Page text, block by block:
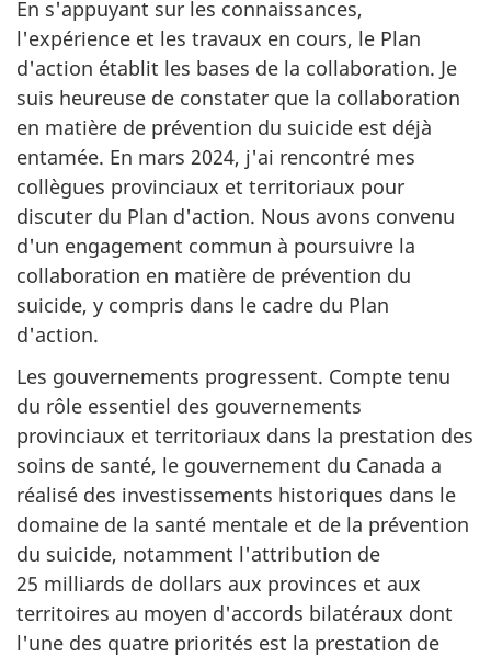
En s'appuyant sur les connaissances,
l'expérience et les travaux en cours, le Plan
d'action établit les bases de la collaboration. Je
suis heureuse de constater que la collaboration
en matière de prévention du suicide est déjà
entamée. En mars 2024, j'ai rencontré mes
collègues provinciaux et territoriaux pour
discuter du Plan d'action. Nous avons convenu
d'un engagement commun à poursuivre la
collaboration en matière de prévention du
suicide, y compris dans le cadre du Plan
d'action.
Les gouvernements progressent. Compte tenu
du rôle essentiel des gouvernements
provinciaux et territoriaux dans la prestation des
soins de santé, le gouvernement du Canada a
réalisé des investissements historiques dans le
domaine de la santé mentale et de la prévention
du suicide, notamment l'attribution de
25 milliards de dollars aux provinces et aux
territoires au moyen d'accords bilatéraux dont
l'une des quatre priorités est la prestation de